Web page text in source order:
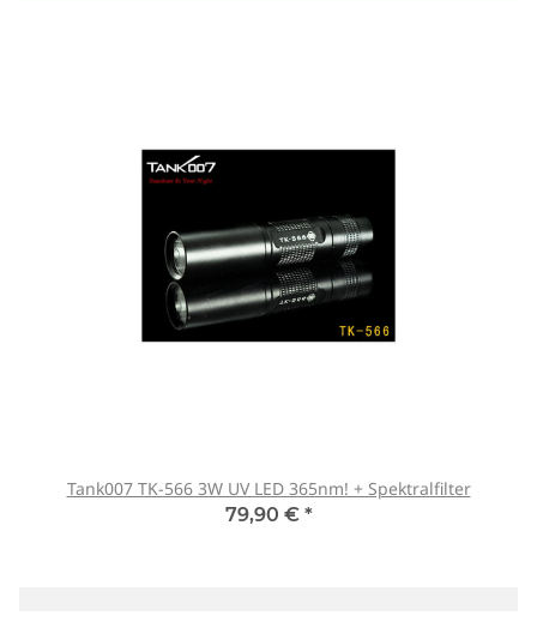
Tank007 TK-566 3W UV LED 365nm! + Spektralfilter
79,90 € *